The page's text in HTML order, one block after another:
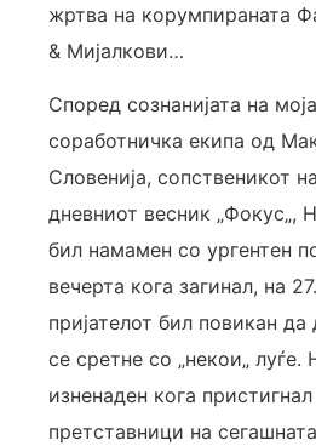
жртва на корумпираната
& Мијалкови…
Според сознанијата на
соработничка екипа од
Словенија, сопственикот
дневниот весник „Фокус„,
бил намамен со ургентен
вечерта кога загинал, на
пријателот бил повикан да
се сретне со „некои„ луѓе.
изненаден кога
претставници на